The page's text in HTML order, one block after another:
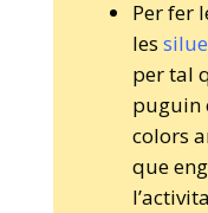
Per fer
les
per tal
puguin
colors
que